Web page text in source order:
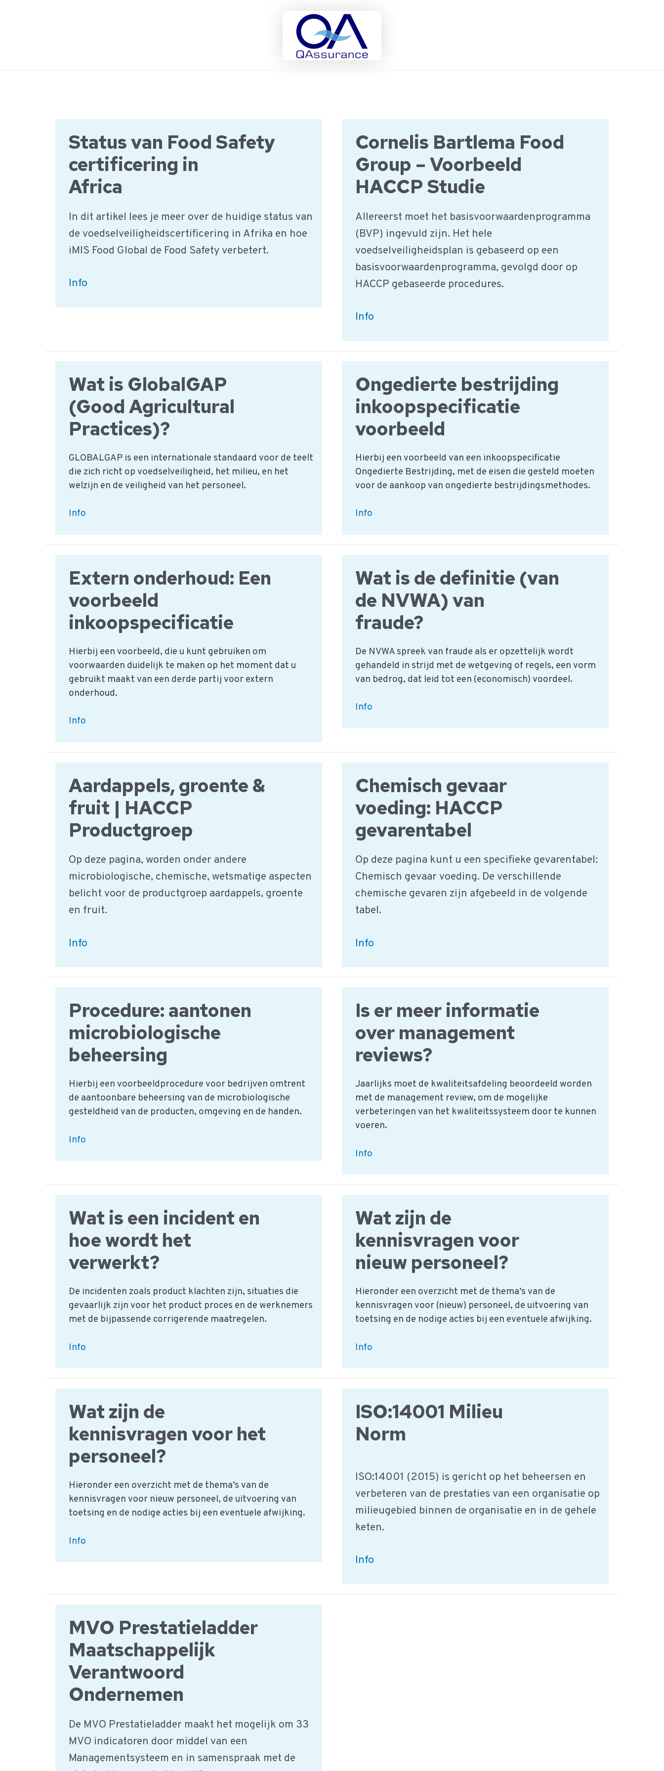
Status van Food Safety
certificering in
Africa
In dit artikel lees je meer over de huidige status van
de voedselveiligheidscertificering in Afrika en hoe
iMIS Food Global de Food Safety verbetert.
Status
certificering
Africa
Info
Cornelis Bartlema Food
Group – Voorbeeld
HACCP Studie
Allereerst moet het basisvoorwaardenprogramma
(BVP) ingevuld zijn. Het hele
voedselveiligheidsplan is gebaseerd op een
basisvoorwaardenprogramma, gevolgd door op
HACCP gebaseerde procedures.
Cornelis
Food
–
Voorbeeld
HACCP
Studie
Info
Wat is GlobalGAP
(Good Agricultural
Practices)?
GLOBALGAP is een internationale standaard voor de teelt
die zich richt op voedselveiligheid, het milieu, en het
welzijn en de veiligheid van het personeel.
Wat
(Good
Agricultural
Practices)?
Info
Ongedierte bestrijding
inkoopspecificatie
voorbeeld
Hierbij een voorbeeld van een inkoopspecificatie
Ongedierte Bestrijding, met de eisen die gesteld moeten
voor de aankoop van ongedierte bestrijdingsmethodes.
Ongedierte
voorbeeld
Info
Extern onderhoud: Een
voorbeeld
inkoopspecificatie
Hierbij een voorbeeld, die u kunt gebruiken om
voorwaarden duidelijk te maken op het moment dat u
gebruikt maakt van een derde partij voor extern
onderhoud.
Extern
voorbeeld
inkoopspecificatie
Info
Wat is de definitie (van
de NVWA) van
fraude?
De NVWA spreek van fraude als er opzettelijk wordt
gehandeld in strijd met de wetgeving of regels, een vorm
van bedrog, dat leid tot een (economisch) voordeel.
Wat
(van
de
NVWA)
van
fraude?
Info
Aardappels, groente &
fruit | HACCP
Productgroep
Op deze pagina, worden onder andere
microbiologische, chemische, wetsmatige aspecten
belicht voor de productgroep aardappels, groente
en fruit.
Aardappels,
&
HACCP
Productgroep
Info
Chemisch gevaar
voeding: HACCP
gevarentabel
Op deze pagina kunt u een specifieke gevarentabel:
Chemisch gevaar voeding. De verschillende
chemische gevaren zijn afgebeeld in de volgende
tabel.
Chemisch
voeding:
gevarentabel
Info
Procedure: aantonen
microbiologische
beheersing
Hierbij een voorbeeldprocedure voor bedrijven omtrent
de aantoonbare beheersing van de microbiologische
gesteldheid van de producten, omgeving en de handen.
Procedure:
Info
Is er meer informatie
over management
reviews?
Jaarlijks moet de kwaliteitsafdeling beoordeeld worden
met de management review, om de mogelijke
verbeteringen van het kwaliteitssysteem door te kunnen
voeren.
Is
informatie
over
management
reviews?
Info
Wat is een incident en
hoe wordt het
verwerkt?
De incidenten zoals product klachten zijn, situaties die
gevaarlijk zijn voor het product proces en de werknemers
met de bijpassende corrigerende maatregelen.
Wat
incident
en
hoe
wordt
het
verwerkt?
Info
Wat zijn de
kennisvragen voor
nieuw personeel?
Hieronder een overzicht met de thema’s van de
kennisvragen voor (nieuw) personeel, de uitvoering van
toetsing en de nodige acties bij een eventuele afwijking.
Wat
kennisvragen
voor
nieuw
personeel?
Info
Wat zijn de
kennisvragen voor het
personeel?
Hieronder een overzicht met de thema’s van de
kennisvragen voor nieuw personeel, de uitvoering van
toetsing en de nodige acties bij een eventuele afwijking.
Wat
voor
personeel?
Info
ISO:14001 Milieu
Norm
ISO:14001 (2015) is gericht op het beheersen en
verbeteren van de prestaties van een organisatie op
milieugebied binnen de organisatie en in de gehele
keten.
ISO:14001
Norm
Info
MVO Prestatieladder
Maatschappelijk
Verantwoord
Ondernemen
De MVO Prestatieladder maakt het mogelijk om 33
MVO indicatoren door middel van een
Managementsysteem en in samenspraak met de